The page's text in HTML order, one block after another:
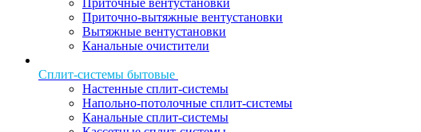
Приточные вентустановки
Приточно-вытяжные вентустановки
Вытяжные вентустановки
Канальные очистители
Сплит-системы бытовые
Настенные сплит-системы
Напольно-потолочные сплит-системы
Канальные сплит-системы